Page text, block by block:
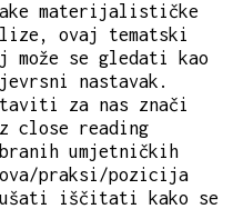
materijalističke
ovaj tematski
može se gledati kao
nastavak.
za nas znači
close reading
umjetničkih
praksi/pozicija
iščitati kako se